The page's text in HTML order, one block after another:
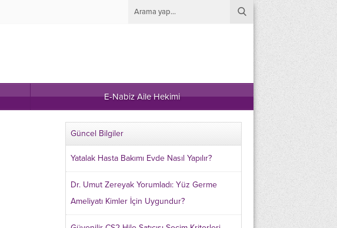
E-Nabiz Aile Hekimi
Güncel Bilgiler
Yatalak Hasta Bakımı Evde Nasıl Yapılır?
Dr. Umut Zereyak Yorumladı: Yüz Germe
Ameliyatı Kimler İçin Uygundur?